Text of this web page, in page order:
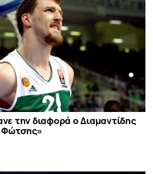
την διαφορά ο Διαμαντίδης
Φώτσης»